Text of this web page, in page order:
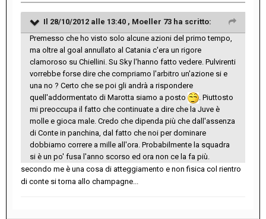
Il 28/10/2012 alle 13:40 , Moeller 73 ha scritto:
Premesso che ho visto solo alcune azioni del primo tempo,
ma oltre al goal annullato al Catania c'era un rigore
clamoroso su Chiellini. Su Sky l'hanno fatto vedere. Pulvirenti
vorrebbe forse dire che compriamo l'arbitro un'azione si e
una no ? Certo che se poi gli andrà a rispondere
quell'addormentato di Marotta siamo a posto
. Piuttosto
mi preoccupa il fatto che continuate a dire che la Juve è
molle e gioca male. Credo che dipenda più che dall'assenza
di Conte in panchina, dal fatto che noi per dominare
dobbiamo correre a mille all'ora. Probabilmente la squadra
si è un po' fusa l'anno scorso ed ora non ce la fa più.
secondo me è una cosa di atteggiamento e non fisica col rientro
di conte si torna allo champagne...